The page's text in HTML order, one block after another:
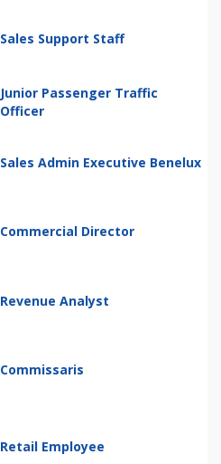
Sales Support Staff
Junior Passenger Traffic
Officer
Sales Admin Executive Benelux
Commercial Director
Revenue Analyst
Commissaris
Retail Employee